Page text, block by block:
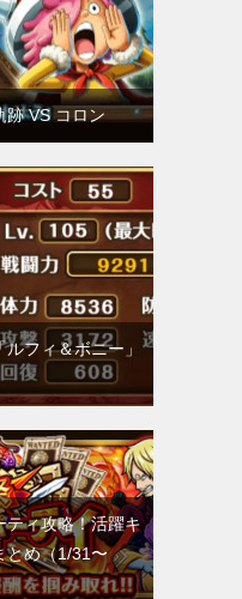
跡 VS コロン
フィ＆ボニー」
ティ攻略！活躍キ
とめ（1/31〜